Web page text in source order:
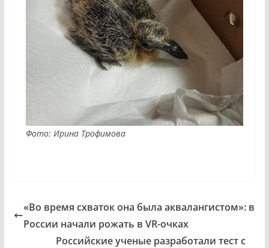
Фото: Ирина Трофимова
«Во время схваток она была аквалангистом»: в
России начали рожать в VR-очках
Российские ученые разработали тест с